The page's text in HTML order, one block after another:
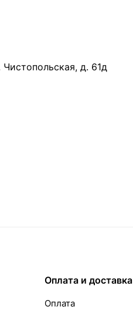
д. 61д
Оплата и доставка
Оплата